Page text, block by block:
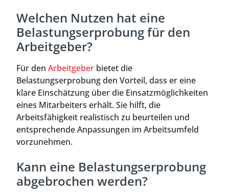
Welchen Nutzen hat eine
Belastungserprobung für den
Arbeitgeber?
Für den Arbeitgeber bietet die
Belastungserprobung den Vorteil, dass er eine
klare Einschätzung über die Einsatzmöglichkeiten
eines Mitarbeiters erhält. Sie hilft, die
Arbeitsfähigkeit realistisch zu beurteilen und
entsprechende Anpassungen im Arbeitsumfeld
vorzunehmen.
Kann eine Belastungserprobung
abgebrochen werden?